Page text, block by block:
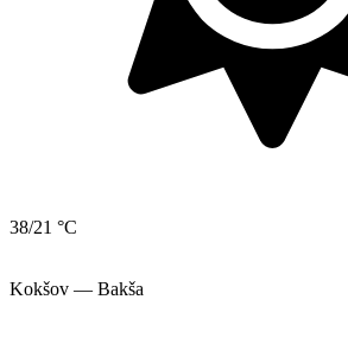
38/21 °C
Kokšov — Bakša